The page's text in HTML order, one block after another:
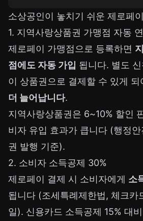
소상공인이 놓치기 쉬운 제로페
1. 지역사랑상품권 가맹점 자동
제로페이 가맹점으로 등록하면
점에도 자동 가입 됩니다. 별도
이 상품권으로 결제할 수 있게 되
더 늘어납니다.
지역사랑상품권은 6~10% 할인
비자 유입 효과가 큽니다 (행정
권 발행 기준).
2. 소비자 소득공제 30%
제로페이 결제 시 소비자에게 소
됩니다 (조세특례제한법, 체크카
일). 신용카드 소득공제 15% 대